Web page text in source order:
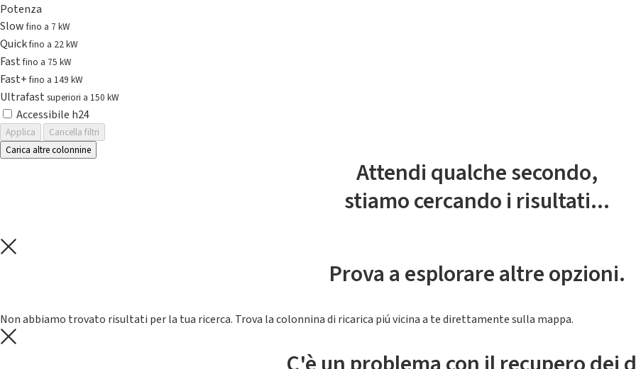
Potenza
Slowfino a 7 kW
Quickfino a 22 kW
Fastfino a 75 kW
Fast+fino a 149 kW
Ultrafast superiori a 150 kW
Accessibile h24
Applica
Cancella filtri
Carica altre colonnine
Attendi qualche secondo,
stiamo cercando i risultati...
Prova a esplorare altre opzioni.
Non abbiamo trovato risultati per la tua ricerca. Trova la colonnina di ricarica piú vicina a te direttamente sulla mappa.